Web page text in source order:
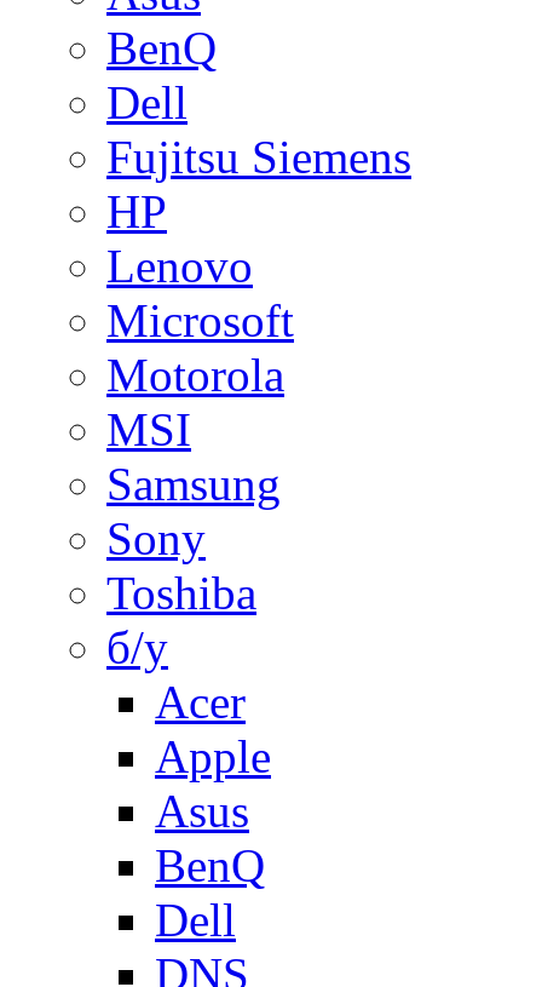
BenQ
Dell
Fujitsu Siemens
HP
Lenovo
Microsoft
Motorola
MSI
Samsung
Sony
Toshiba
б/у
Acer
Apple
Asus
BenQ
Dell
DNS